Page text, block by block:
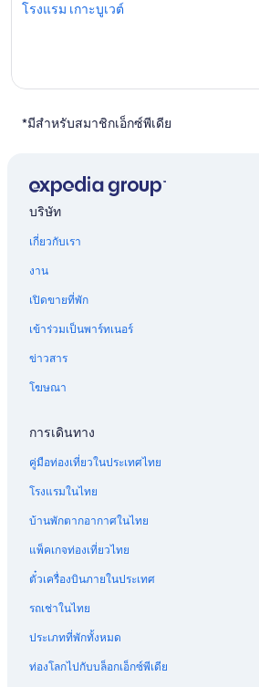
โรงแรม เกาะบูเวต์
*มีสำหรับสมาชิกเอ็กซ์พีเดีย
บริษัท
เกี่ยวกับเรา
งาน
เปิดขายที่พัก
เข้าร่วมเป็นพาร์ทเนอร์
ข่าวสาร
โฆษณา
การเดินทาง
คู่มือท่องเที่ยวในประเทศไทย
โรงแรมในไทย
บ้านพักตากอากาศในไทย
แพ็คเกจท่องเที่ยวไทย
ตั๋วเครื่องบินภายในประเทศ
รถเช่าในไทย
ประเภทที่พักทั้งหมด
ท่องโลกไปกับบล็อกเอ็กซ์พีเดีย